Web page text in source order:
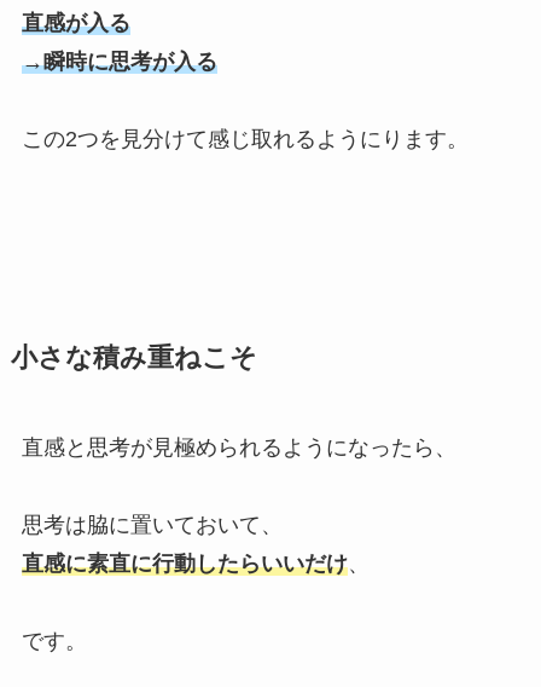
直感が入る
→瞬時に思考が入る
この2つを見分けて感じ取れるようにります。
小さな積み重ねこそ
直感と思考が見極められるようになったら、
思考は脇に置いておいて、
直感に素直に行動したらいいだけ、
です。